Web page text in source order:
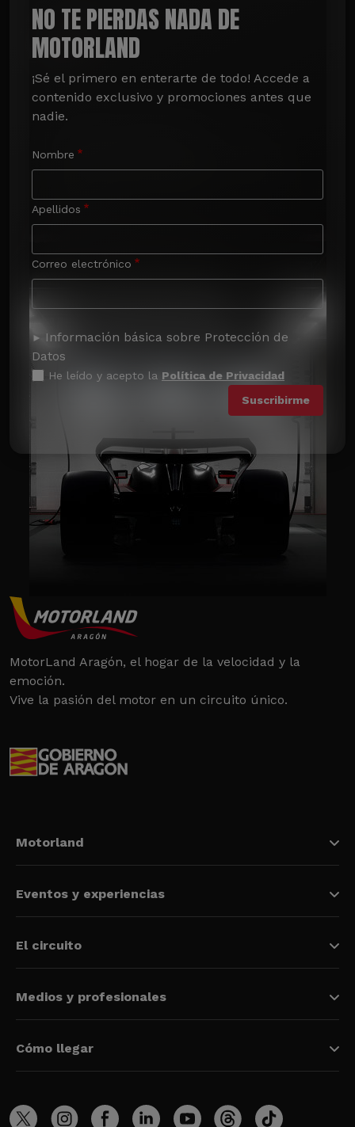
NO TE PIERDAS NADA DE
MOTORLAND
¡Sé el primero en enterarte de todo! Accede a
contenido exclusivo y promociones antes que
nadie.
Nombre
Apellidos
Correo electrónico
Información básica sobre Protección de
Datos
He leído y acepto la Política de Privacidad
MotorLand Aragón, el hogar de la velocidad y la
emoción.
Vive la pasión del motor en un circuito único.
Motorland
Eventos y experiencias
El circuito
Medios y profesionales
Cómo llegar